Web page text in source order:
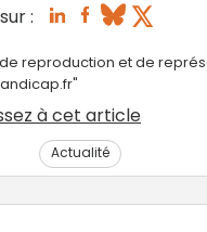
:
reproduction et de
à cet article
Actualité